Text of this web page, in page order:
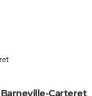
Carteret